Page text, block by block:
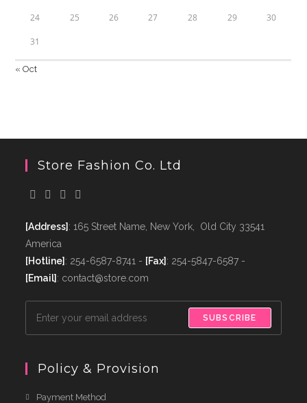
24 25 26 27 28 29 30
31
« Oct
Store Fashion Co. Ltd
[Address] : 165 Street Name, New York, Old City 33541
America
[Hotline] : 254-6587-8741 - [Fax] : 254-5847-6587 -
[Email] : contact@store.com
SUBSCRIBE
Policy & Provision
Payment Method